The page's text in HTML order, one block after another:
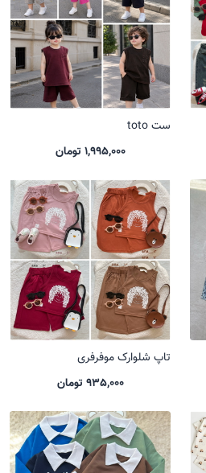
ست toto
1,995,000 تومان
تاپ شلوارک موفرفری
935,000 تومان